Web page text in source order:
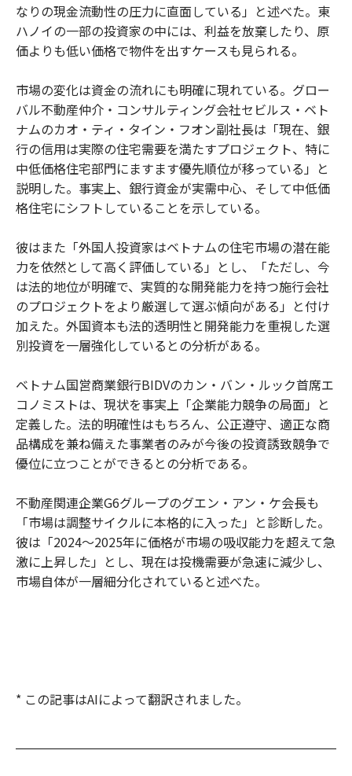
なりの現金流動性の圧力に直面している」と述べた。東
ハノイの一部の投資家の中には、利益を放棄したり、原
価よりも低い価格で物件を出すケースも見られる。
市場の変化は資金の流れにも明確に現れている。グロー
バル不動産仲介・コンサルティング会社セビルス・ベト
ナムのカオ・ティ・タイン・フオン副社長は「現在、銀
行の信用は実際の住宅需要を満たすプロジェクト、特に
中低価格住宅部門にますます優先順位が移っている」と
説明した。事実上、銀行資金が実需中心、そして中低価
格住宅にシフトしていることを示している。
彼はまた「外国人投資家はベトナムの住宅市場の潜在能
力を依然として高く評価している」とし、「ただし、今
は法的地位が明確で、実質的な開発能力を持つ施行会社
のプロジェクトをより厳選して選ぶ傾向がある」と付け
加えた。外国資本も法的透明性と開発能力を重視した選
別投資を一層強化しているとの分析がある。
ベトナム国営商業銀行BIDVのカン・バン・ルック首席エ
コノミストは、現状を事実上「企業能力競争の局面」と
定義した。法的明確性はもちろん、公正遵守、適正な商
品構成を兼ね備えた事業者のみが今後の投資誘致競争で
優位に立つことができるとの分析である。
不動産関連企業G6グループのグエン・アン・ケ会長も
「市場は調整サイクルに本格的に入った」と診断した。
彼は「2024～2025年に価格が市場の吸収能力を超えて急
激に上昇した」とし、現在は投機需要が急速に減少し、
市場自体が一層細分化されていると述べた。
* この記事はAIによって翻訳されました。